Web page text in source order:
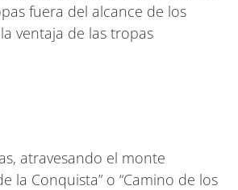
fuera del alcance de los
ventaja de las tropas
atravesando el monte
la Conquista” o “Camino de los